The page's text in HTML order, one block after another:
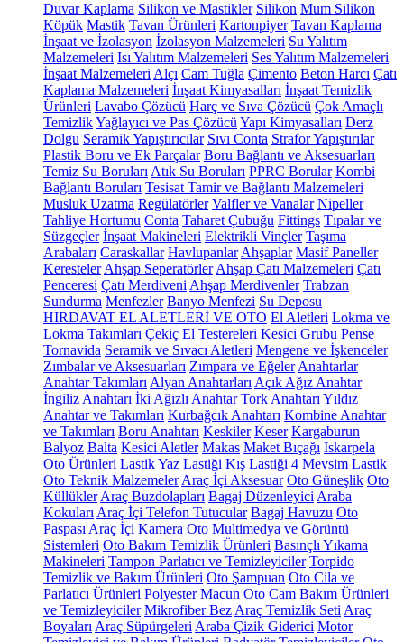
Duvar Kaplama Silikon ve Mastikler Silikon Mum Silikon
Köpük Mastik Tavan Ürünleri Kartonpiyer Tavan Kaplama
İnşaat ve İzolasyon İzolasyon Malzemeleri Su Yalıtım
Malzemeleri Isı Yalıtım Malzemeleri Ses Yalıtım Malzemeleri
İnşaat Malzemeleri Alçı Cam Tuğla Çimento Beton Harcı Çatı
Kaplama Malzemeleri İnşaat Kimyasalları İnşaat Temizlik
Ürünleri Lavabo Çözücü Harç ve Sıva Çözücü Çok Amaçlı
TemizlikYağlayıcı ve Pas Çözücü Yapı Kimyasalları Derz
Dolgu Seramik Yapıştırıcılar Sıvı Conta Strafor Yapıştırılar
Plastik Boru ve Ek Parçalar Boru Bağlantı ve Aksesuarları
Temiz Su Boruları Atık Su Boruları PPRC Borular Kombi
Bağlantı Boruları Tesisat Tamir ve Bağlantı Malzemeleri
Musluk Uzatma Regülatörler Valfler ve Vanalar Nipeller
Tahliye Hortumu Conta Taharet Çubuğu Fittings Tıpalar ve
Süzgeçler İnşaat Makineleri Elektrikli Vinçler Taşıma
Arabaları Caraskallar Havlupanlar Ahşaplar Masif Paneller
Keresteler Ahşap Seperatörler Ahşap Çatı Malzemeleri Çatı
Penceresi Çatı Merdiveni Ahşap Merdivenler Trabzan
Sundurma Menfezler Banyo Menfezi Su Deposu
HIRDAVAT EL ALETLERİ VE OTO El Aletleri Lokma ve
Lokma Takımları Çekiç El Testereleri Kesici Grubu Pense
Tornavida Seramik ve Sıvacı Aletleri Mengene ve İşkenceler
Zımbalar ve Aksesuarları Zımpara ve Eğeler Anahtarlar
Anahtar Takımları Alyan Anahtarları Açık Ağız Anahtar
İngiliz Anahtarı İki Ağızlı Anahtar Tork Anahtarı Yıldız
Anahtar ve Takımları Kurbağcık Anahtarı Kombine Anahtar
ve Takımları Boru Anahtarı Keskiler Keser Kargaburun
Balyoz Balta Kesici Aletler Makas Maket Bıçağı Iskarpela
Oto Ürünleri LastikYaz Lastiği Kış Lastiği 4 Mevsim Lastik
Oto Teknik Malzemeler Araç İçi Aksesuar Oto Güneşlik Oto
Küllükler Araç Buzdolapları Bagaj Düzenleyici Araba
Kokuları Araç İçi Telefon Tutucular Bagaj Havuzu Oto
Paspası Araç İçi Kamera Oto Multimedya ve Görüntü
Sistemleri Oto Bakım Temizlik Ürünleri Basınçlı Yıkama
Makineleri Tampon Parlatıcı ve Temizleyiciler Torpido
Temizlik ve Bakım Ürünleri Oto Şampuan Oto Cila ve
Parlatıcı Ürünleri Polyester Macun Oto Cam Bakım Ürünleri
ve Temizleyiciler Mikrofiber Bez Araç Temizlik Seti Araç
Boyaları Araç Süpürgeleri Araba Çizik Giderici Motor